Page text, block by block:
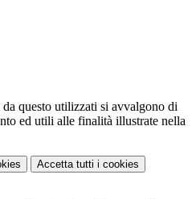
questo utilizzati si avvalgono di
ed utili alle finalità illustrate nella
Accetta tutti i cookies